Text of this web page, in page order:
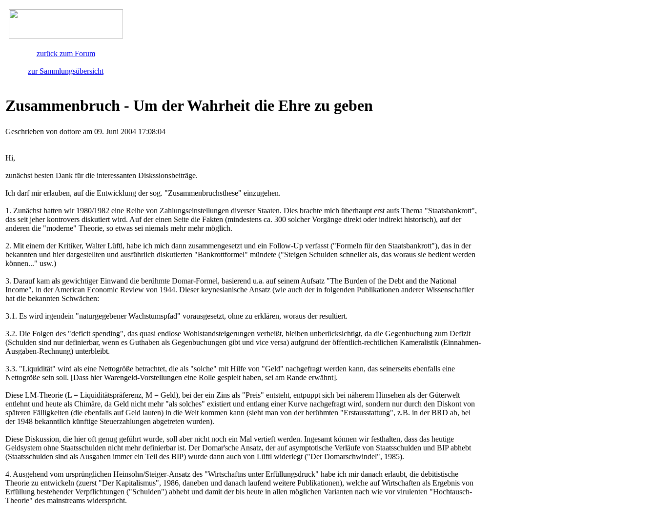
zurück zum Forum
zur Sammlungsübersicht
Zusammenbruch - Um der Wahrheit die Ehre zu geben
Geschrieben von dottore am 09. Juni 2004 17:08:04
Hi,
zunächst besten Dank für die interessanten Diskssionsbeiträge.
Ich darf mir erlauben, auf die Entwicklung der sog. "Zusammenbruchsthese" einzugehen.
1. Zunächst hatten wir 1980/1982 eine Reihe von Zahlungseinstellungen diverser Staaten. Dies brachte mich überhaupt erst aufs Thema "Staatsbankrott",
das seit jeher kontrovers diskutiert wird. Auf der einen Seite die Fakten (mindestens ca. 300 solcher Vorgänge direkt oder indirekt historisch), auf der
anderen die "moderne" Theorie, so etwas sei niemals mehr mehr möglich.
2. Mit einem der Kritiker, Walter Lüftl, habe ich mich dann zusammengesetzt und ein Follow-Up verfasst ("Formeln für den Staatsbankrott"), das in der
bekannten und hier dargestellten und ausführlich diskutierten "Bankrottformel" mündete ("Steigen Schulden schneller als, das woraus sie bedient werden
können..." usw.)
3. Darauf kam als gewichtiger Einwand die berühmte Domar-Formel, basierend u.a. auf seinem Aufsatz "The Burden of the Debt and the National
Income", in der American Economic Review von 1944. Dieser keynesianische Ansatz (wie auch der in folgenden Publikationen anderer Wissenschaftler
hat die bekannten Schwächen:
3.1. Es wird irgendein "naturgegebener Wachstumspfad" vorausgesetzt, ohne zu erklären, woraus der resultiert.
3.2. Die Folgen des "deficit spending", das quasi endlose Wohlstandsteigerungen verheißt, bleiben unberücksichtigt, da die Gegenbuchung zum Defizit
(Schulden sind nur definierbar, wenn es Guthaben als Gegenbuchungen gibt und vice versa) aufgrund der öffentlich-rechtlichen Kameralistik (Einnahmen-
Ausgaben-Rechnung) unterbleibt.
3.3. "Liquidität" wird als eine Nettogröße betrachtet, die als "solche" mit Hilfe von "Geld" nachgefragt werden kann, das seinerseits ebenfalls eine
Nettogröße sein soll. [Dass hier Warengeld-Vorstellungen eine Rolle gespielt haben, sei am Rande erwähnt].
Diese LM-Theorie (L = Liquiditätspräferenz, M = Geld), bei der ein Zins als "Preis" entsteht, entpuppt sich bei näherem Hinsehen als der Güterwelt
entlehnt und heute als Chimäre, da Geld nicht mehr "als solches" existiert und entlang einer Kurve nachgefragt wird, sondern nur durch den Diskont von
späteren Fälligkeiten (die ebenfalls auf Geld lauten) in die Welt kommen kann (sieht man von der berühmten "Erstausstattung", z.B. in der BRD ab, bei
der 1948 bekanntlich künftige Steuerzahlungen abgetreten wurden).
Diese Diskussion, die hier oft genug geführt wurde, soll aber nicht noch ein Mal vertieft werden. Ingesamt können wir festhalten, dass das heutige
Geldsystem ohne Staatsschulden nicht mehr definierbar ist. Der Domar'sche Ansatz, der auf asymptotische Verläufe von Staatsschulden und BIP abhebt
(Staatsschulden sind als Ausgaben immer ein Teil des BIP) wurde dann auch von Lüftl widerlegt ("Der Domarschwindel", 1985).
4. Ausgehend vom ursprünglichen Heinsohn/Steiger-Ansatz des "Wirtschaftns unter Erfüllungsdruck" habe ich mir danach erlaubt, die debitistische
Theorie zu entwickeln (zuerst "Der Kapitalismus", 1986, daneben und danach laufend weitere Publikationen), welche auf Wirtschaften als Ergebnis von
Erfüllung bestehender Verpflichtungen ("Schulden") abhebt und damit der bis heute in allen möglichen Varianten nach wie vor virulenten "Hochtausch-
Theorie" des mainstreams widerspricht.